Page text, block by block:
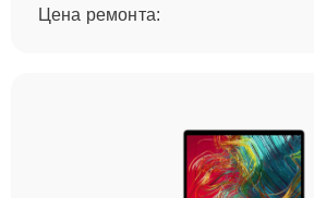
Цена ремонта: